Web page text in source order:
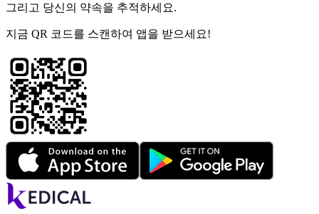
그리고 당신의 약속을 추적하세요.
지금 QR 코드를 스캔하여 앱을 받으세요!